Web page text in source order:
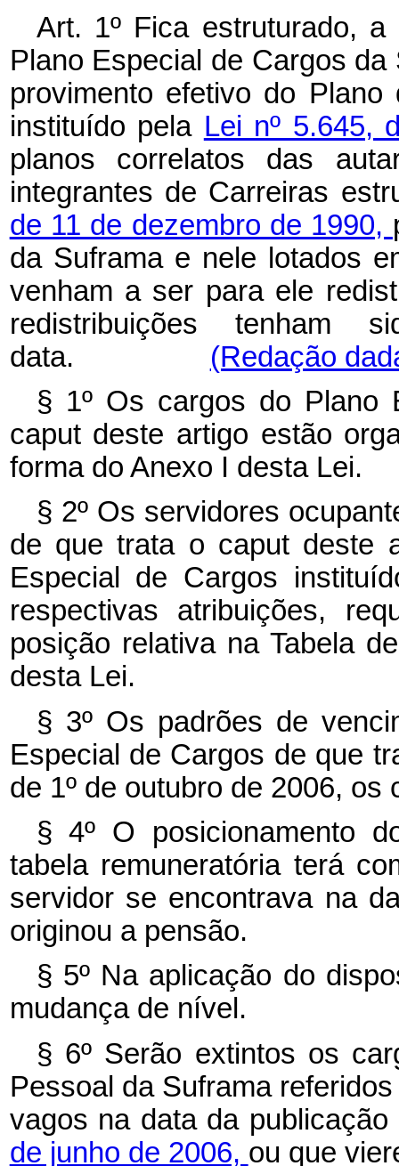
Art. 1º Fica estruturado,
Plano Especial de Cargos
provimento efetivo do
instituído pela Lei nº 5.645,
planos correlatos das
integrantes de Carreiras
de 11 de dezembro de 1990,
da Suframa e nele lotados
venham a ser para ele
redistribuições tenham
data. (Redação
§ 1º Os cargos do Plano
caput deste artigo estão
forma do Anexo I desta Lei.
§ 2º Os servidores
de que trata o caput deste
Especial de Cargos
respectivas atribuições,
posição relativa na Tabela
desta Lei.
§ 3º Os padrões de
Especial de Cargos de que
de 1º de outubro de 2006,
§ 4º O posicionamento
tabela remuneratória terá
servidor se encontrava na
originou a pensão.
§ 5º Na aplicação do
mudança de nível.
§ 6º Serão extintos os
Pessoal da Suframa
vagos na data da
de junho de 2006, ou que